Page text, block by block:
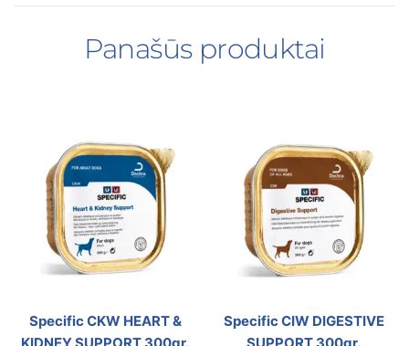
Panašūs produktai
Specific CKW HEART &
KIDNEY SUPPORT 300gr.
Specific CIW DIGESTIVE
SUPPORT 300gr.